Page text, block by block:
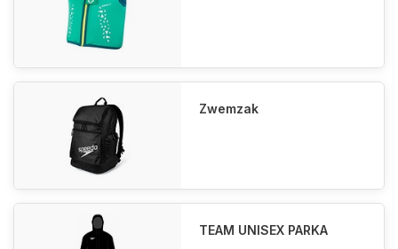
Zwemzak
TEAM UNISEX PARKA